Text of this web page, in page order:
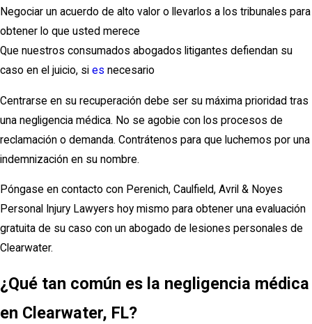
Negociar un acuerdo de alto valor o llevarlos a los tribunales para
obtener lo que usted merece
Que nuestros consumados abogados litigantes defiendan su
caso en el juicio, si es necesario
Centrarse en su recuperación debe ser su máxima prioridad tras
una negligencia médica. No se agobie con los procesos de
reclamación o demanda. Contrátenos para que luchemos por una
indemnización en su nombre.
Póngase en contacto con Perenich, Caulfield, Avril & Noyes
Personal Injury Lawyers hoy mismo para obtener una evaluación
gratuita de su caso con un abogado de lesiones personales de
Clearwater.
¿Qué tan común es la negligencia médica
en Clearwater, FL?